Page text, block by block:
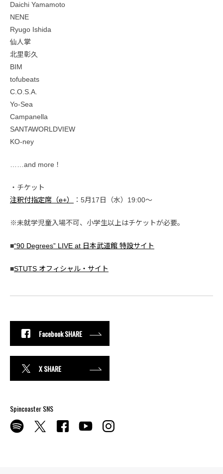
Daichi Yamamoto
NENE
Ryugo Ishida
仙人掌
北里彰久
BIM
tofubeats
C.O.S.A.
Yo-Sea
Campanella
SANTAWORLDVIEW
KO-ney
……and more！
・チケット
注釈付指定席（e+）
：5月17日（水）19:00〜
※未就学児童入場不可、小学生以上はチケットが必要。
■“90 Degrees” LIVE at 日本武道館 特設サイト
■STUTS オフィシャル・サイト
Facebook SHARE
X SHARE
Spincoaster SNS